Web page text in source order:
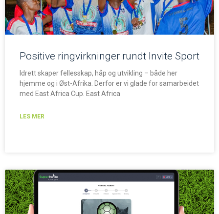
Positive ringvirkninger rundt Invite Sport
Idrett skaper fellesskap, håp og utvikling – både her
hjemme og i Øst-Afrika. Derfor er vi glade for samarbeidet
med East Africa Cup. East Africa
LES MER